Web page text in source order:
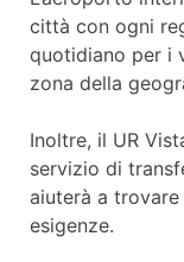
città con ogni
quotidiano per i
zona della
Inoltre, il UR
servizio di
aiuterà a
esigenze.